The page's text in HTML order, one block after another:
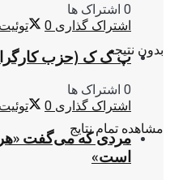
بدون نتیجه
مشاهده تمام نتایج
0 اشتراک ها
اشتراک گذاری 0 توئیت
پ ک ک (حزب
0 اشتراک ها
اشتراک گذاری 0 توئیت
مردی که می‌گفت
است»